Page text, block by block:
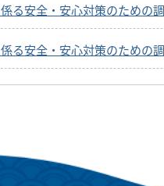
る安全・安心対策のための調
る安全・安心対策のための